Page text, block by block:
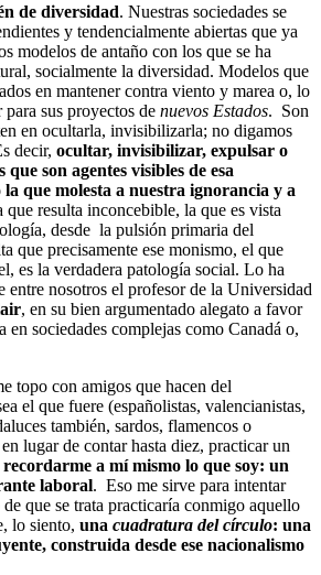
de diversidad. Nuestras sociedades se
y tendencialmente abiertas que ya
modelos de antaño con los que se ha
socialmente la diversidad. Modelos que
en mantener contra viento y marea o, lo
para sus proyectos de nuevos Estados. Son
en ocultarla, invisibilizarla; no digamos
decir, ocultar, invisibilizar, expulsar o
son agentes visibles de esa
que molesta a nuestra ignorancia y a
que resulta inconcebible, la que es vista
desde la pulsión primaria del
que precisamente ese monismo, el que
es la verdadera patología social. Lo ha
entre nosotros el profesor de la Universidad
, en su bien argumentado alegato a favor
en sociedades complejas como Canadá o,
topo con amigos que hacen del
el que fuere (españolistas, valencianistas,
también, sardos, flamencos o
lugar de contar hasta diez, practicar un
recordarme a mí mismo lo que soy: un
laboral. Eso me sirve para intentar
que se trata practicaría conmigo aquello
lo siento, una cuadratura del círculo: una
construida desde ese nacionalismo